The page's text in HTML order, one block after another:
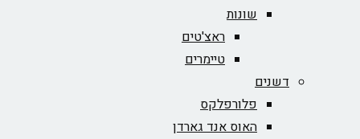
שונות
ראצ'טים
טיימרים
דשנים
פלורפלקס
האוס אנד גארדן